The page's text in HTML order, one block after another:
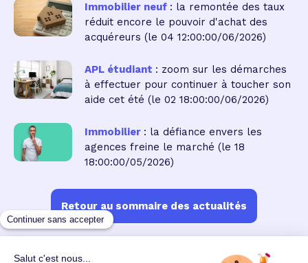
Immobilier neuf : la remontée des taux
réduit encore le pouvoir d'achat des
acquéreurs (le 04 12:00:00/06/2026)
APL étudiant : zoom sur les démarches
à effectuer pour continuer à toucher son
aide cet été (le 02 18:00:00/06/2026)
Immobilier : la défiance envers les
agences freine le marché (le 18
18:00:00/05/2026)
Retour au sommaire des actualités